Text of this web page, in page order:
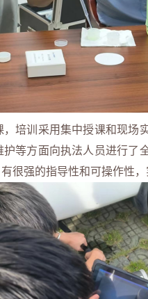
训采用集中授课和现场
等方面向执法人员进行
强的指导性和可操作性，